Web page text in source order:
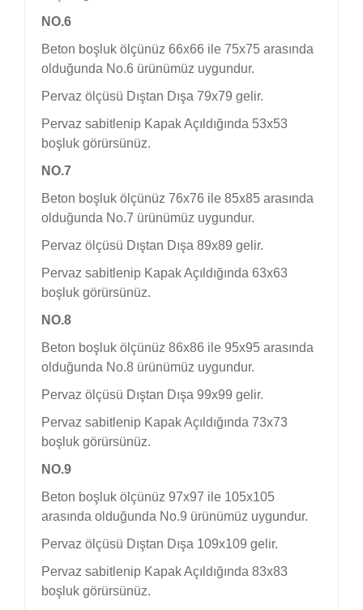
NO.6
Beton boşluk ölçünüz 66x66 ile 75x75 arasında
olduğunda No.6 ürünümüz uygundur.
Pervaz ölçüsü Dıştan Dışa 79x79 gelir.
Pervaz sabitlenip Kapak Açıldığında 53x53
boşluk görürsünüz.
NO.7
Beton boşluk ölçünüz 76x76 ile 85x85 arasında
olduğunda No.7 ürünümüz uygundur.
Pervaz ölçüsü Dıştan Dışa 89x89 gelir.
Pervaz sabitlenip Kapak Açıldığında 63x63
boşluk görürsünüz.
NO.8
Beton boşluk ölçünüz 86x86 ile 95x95 arasında
olduğunda No.8 ürünümüz uygundur.
Pervaz ölçüsü Dıştan Dışa 99x99 gelir.
Pervaz sabitlenip Kapak Açıldığında 73x73
boşluk görürsünüz.
NO.9
Beton boşluk ölçünüz 97x97 ile 105x105
arasında olduğunda No.9 ürünümüz uygundur.
Pervaz ölçüsü Dıştan Dışa 109x109 gelir.
Pervaz sabitlenip Kapak Açıldığında 83x83
boşluk görürsünüz.